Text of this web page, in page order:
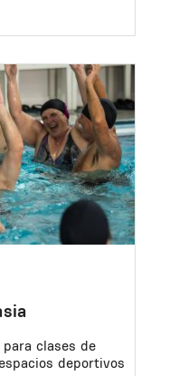
clases de
deportivos